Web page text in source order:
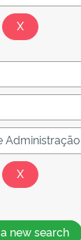
new search